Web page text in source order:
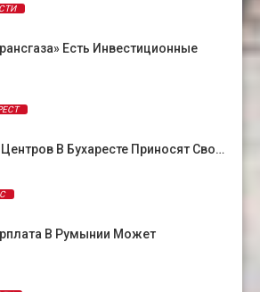
Есть Инвестиционные
В Бухаресте Приносят Сво…
В Румынии Может